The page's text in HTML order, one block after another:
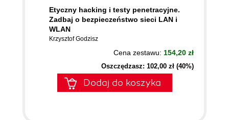
Etyczny hacking i testy penetracyjne.
Zadbaj o bezpieczeństwo sieci LAN i
WLAN
Krzysztof Godzisz
Cena zestawu: 154,20 zł
Oszczędzasz: 102,00 zł (40%)
Dodaj do koszyka